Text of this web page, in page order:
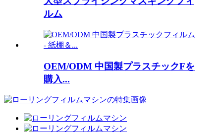
ルム
OEM/ODM 中国製プラスチックFを
購入...